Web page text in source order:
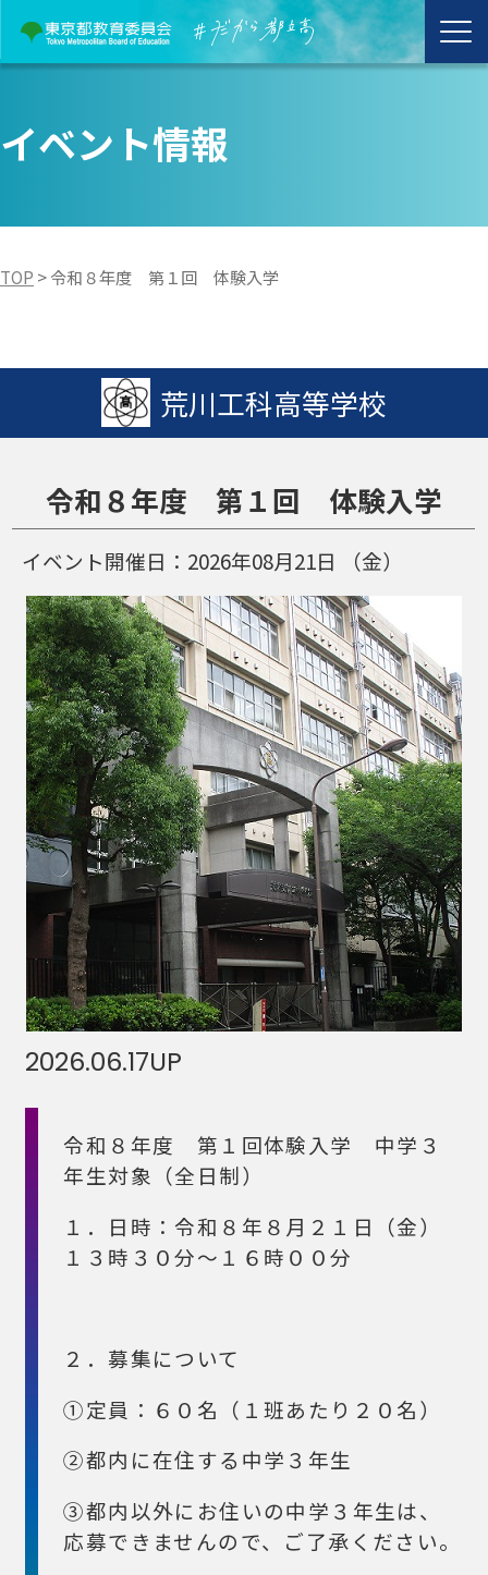
イベント情報
TOP >令和８年度 第１回 体験入学
荒川工科高等学校
令和８年度 第１回 体験入学
イベント開催日： 2026年08月21日 （金）
2026.06.17UP
令和８年度 第１回体験入学 中学３
年生対象（全日制）
１．日時：令和８年８月２１日（金）
１３時３０分～１６時００分
２．募集について
①定員：６０名（１班あたり２０名）
②都内に在住する中学３年生
③都内以外にお住いの中学３年生は、
応募できませんので、ご了承ください。